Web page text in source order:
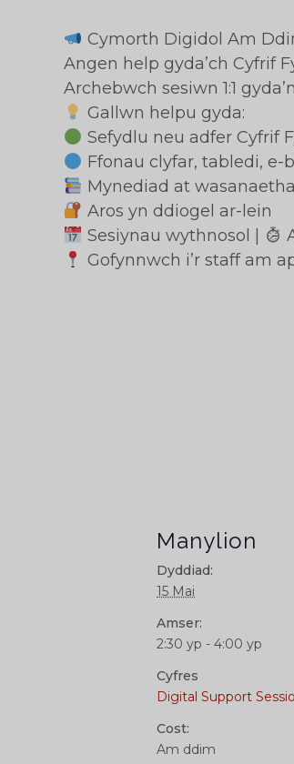
Cymorth Digidol Am
Angen help gyda’ch Cyfrif
Archebwch sesiwn 1:1
Gallwn helpu gyda:
Sefydlu neu adfer Cyfrif
Ffonau clyfar, tabledi, e-
Mynediad at
Aros yn ddiogel ar-lein
Sesiynau wythnosol |
Gofynnwch i’r staff am
Manylion
Dyddiad:
15 Mai
Amser:
2:30 yp - 4:00 yp
Cyfres
Digital Support
Cost:
Am ddim